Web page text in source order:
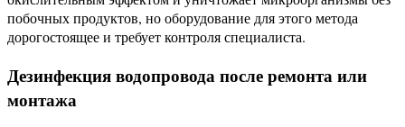
побочных продуктов, но оборудование для этого метода
дорогостоящее и требует контроля специалиста.
Дезинфекция водопровода после ремонта или
монтажа